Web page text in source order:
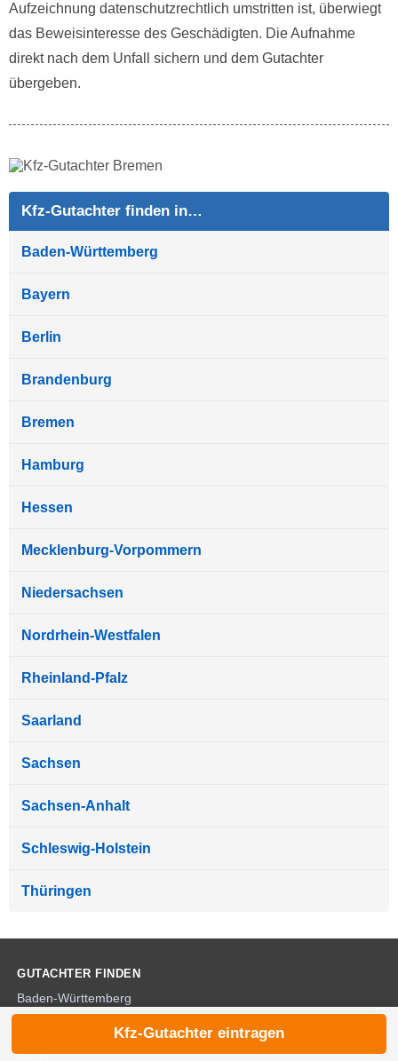
Aufzeichnung datenschutzrechtlich umstritten ist, überwiegt
das Beweisinteresse des Geschädigten. Die Aufnahme
direkt nach dem Unfall sichern und dem Gutachter
übergeben.
Kfz-Gutachter finden in…
Baden-Württemberg
Bayern
Berlin
Brandenburg
Bremen
Hamburg
Hessen
Mecklenburg-Vorpommern
Niedersachsen
Nordrhein-Westfalen
Rheinland-Pfalz
Saarland
Sachsen
Sachsen-Anhalt
Schleswig-Holstein
Thüringen
GUTACHTER FINDEN
Baden-Württemberg
Berlin
Kfz-Gutachter eintragen